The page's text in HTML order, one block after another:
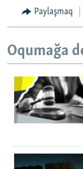
Paylaşmaq
Oqumağa